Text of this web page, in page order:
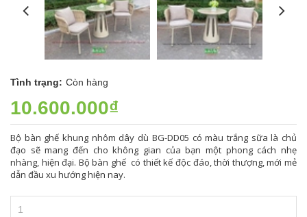
Tình trạng: Còn hàng
10.600.000₫
Bộ bàn ghế khung nhôm dây dù BG-DD05 có màu trắng sữa là chủ
đạo sẽ mang đến cho không gian của bạn một phong cách nhẹ
nhàng, hiện đại. Bộ bàn ghế có thiết kế độc đáo, thời thượng, mới mẻ
dẫn đầu xu hướng hiện nay.